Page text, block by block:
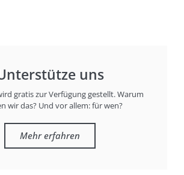
uns
gratis zur Verfügung gestellt. Warum
wir das? Und vor allem: für wen?
Mehr erfahren